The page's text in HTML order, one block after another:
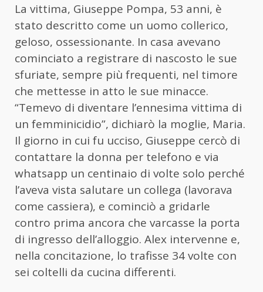
La vittima, Giuseppe Pompa, 53 anni, è
stato descritto come un uomo collerico,
geloso, ossessionante. In casa avevano
cominciato a registrare di nascosto le sue
sfuriate, sempre più frequenti, nel timore
che mettesse in atto le sue minacce.
“Temevo di diventare l’ennesima vittima di
un femminicidio”, dichiarò la moglie, Maria.
Il giorno in cui fu ucciso, Giuseppe cercò di
contattare la donna per telefono e via
whatsapp un centinaio di volte solo perché
l’aveva vista salutare un collega (lavorava
come cassiera), e cominciò a gridarle
contro prima ancora che varcasse la porta
di ingresso dell’alloggio. Alex intervenne e,
nella concitazione, lo trafisse 34 volte con
sei coltelli da cucina differenti.